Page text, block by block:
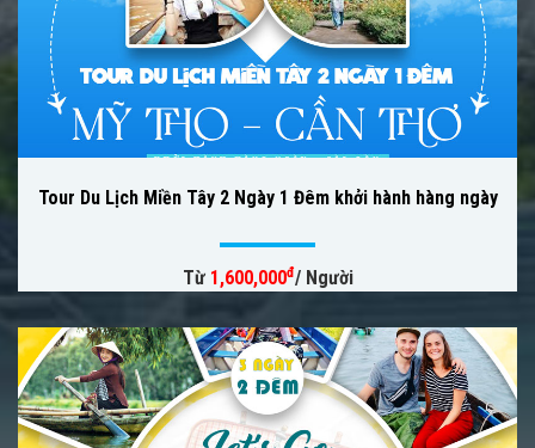
Tour Du Lịch Miền Tây 2 Ngày 1 Đêm khởi hành hàng ngày
Từ 1,600,000đ/ Người